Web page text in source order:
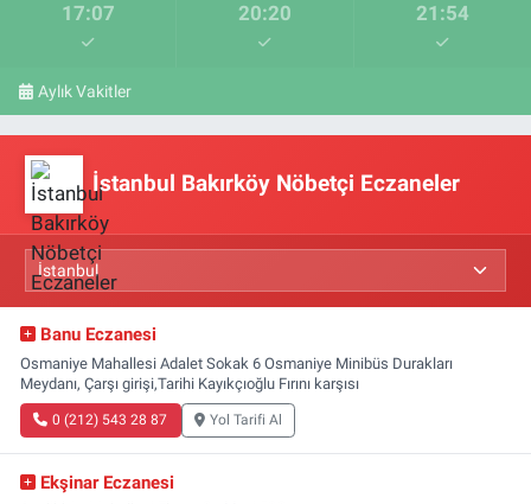
17:07 20:20 21:54
Aylık Vakitler
İstanbul Bakırköy Nöbetçi Eczaneler
Banu Eczanesi
Osmaniye Mahallesi Adalet Sokak 6 Osmaniye Minibüs Durakları
Meydanı, Çarşı girişi,Tarihi Kayıkçıoğlu Fırını karşısı
0 (212) 543 28 87 Yol Tarifi Al
Ekşinar Eczanesi